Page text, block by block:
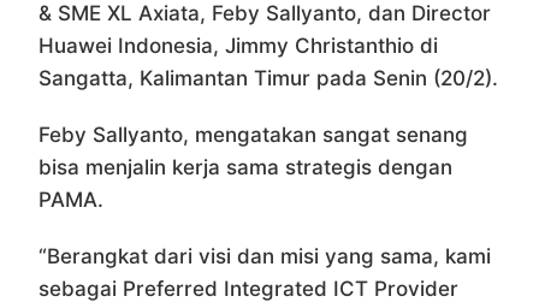
& SME XL Axiata, Feby Sallyanto, dan Director
Huawei Indonesia, Jimmy Christanthio di
Sangatta, Kalimantan Timur pada Senin (20/2).
Feby Sallyanto, mengatakan sangat senang
bisa menjalin kerja sama strategis dengan
PAMA.
“Berangkat dari visi dan misi yang sama, kami
sebagai Preferred Integrated ICT Provider